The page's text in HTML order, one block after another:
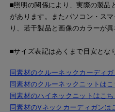
■照明の関係により、実際の製品
があります。またパソコン・ス
り、若干製品と画像のカラーが
■サイズ表記はあくまで目安とな
同素材のクルーネックカーディ
同素材のクルーネックニットはこ
同素材のハイネックニットはこち
同素材のVネックカーディガンは